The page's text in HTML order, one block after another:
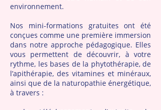
environnement.
Nos mini-formations gratuites ont été
conçues comme une première immersion
dans notre approche pédagogique. Elles
vous permettent de découvrir, à votre
rythme, les bases de la phytothérapie, de
l’apithérapie, des vitamines et minéraux,
ainsi que de la naturopathie énergétique,
à travers :